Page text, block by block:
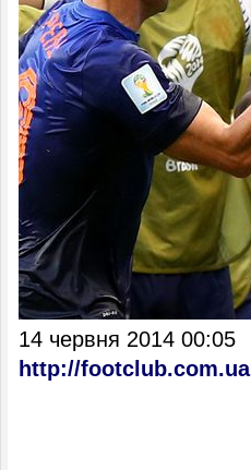
14 червня 2014 00:05
http://footclub.com.ua